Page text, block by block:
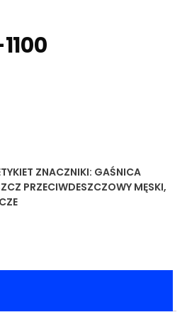
ZNACZNIKI: GAŚNICA
PRZECIWDESZCZOWY MĘSKI,